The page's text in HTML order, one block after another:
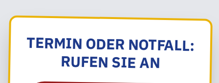
TERMIN ODER NOTFALL:
RUFEN SIE AN